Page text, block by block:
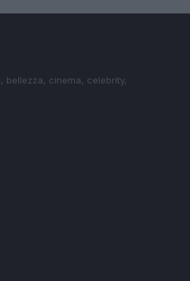
bellezza, cinema, celebrity,